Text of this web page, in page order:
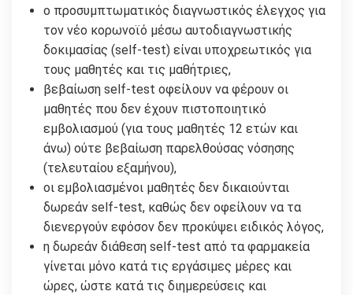
ο προσυμπτωματικός διαγνωστικός έλεγχος για
τον νέο κορωνοϊό μέσω αυτοδιαγνωστικής
δοκιμασίας (self-test) είναι υποχρεωτικός για
τους μαθητές και τις μαθήτριες,
βεβαίωση self-test οφείλουν να φέρουν οι
μαθητές που δεν έχουν πιστοποιητικό
εμβολιασμού (για τους μαθητές 12 ετών και
άνω) ούτε βεβαίωση παρελθούσας νόσησης
(τελευταίου εξαμήνου),
οι εμβολιασμένοι μαθητές δεν δικαιούνται
δωρεάν self-test, καθώς δεν οφείλουν να τα
διενεργούν εφόσον δεν προκύψει ειδικός λόγος,
η δωρεάν διάθεση self-test από τα φαρμακεία
γίνεται μόνο κατά τις εργάσιμες μέρες και
ώρες, ώστε κατά τις διημερεύσεις και